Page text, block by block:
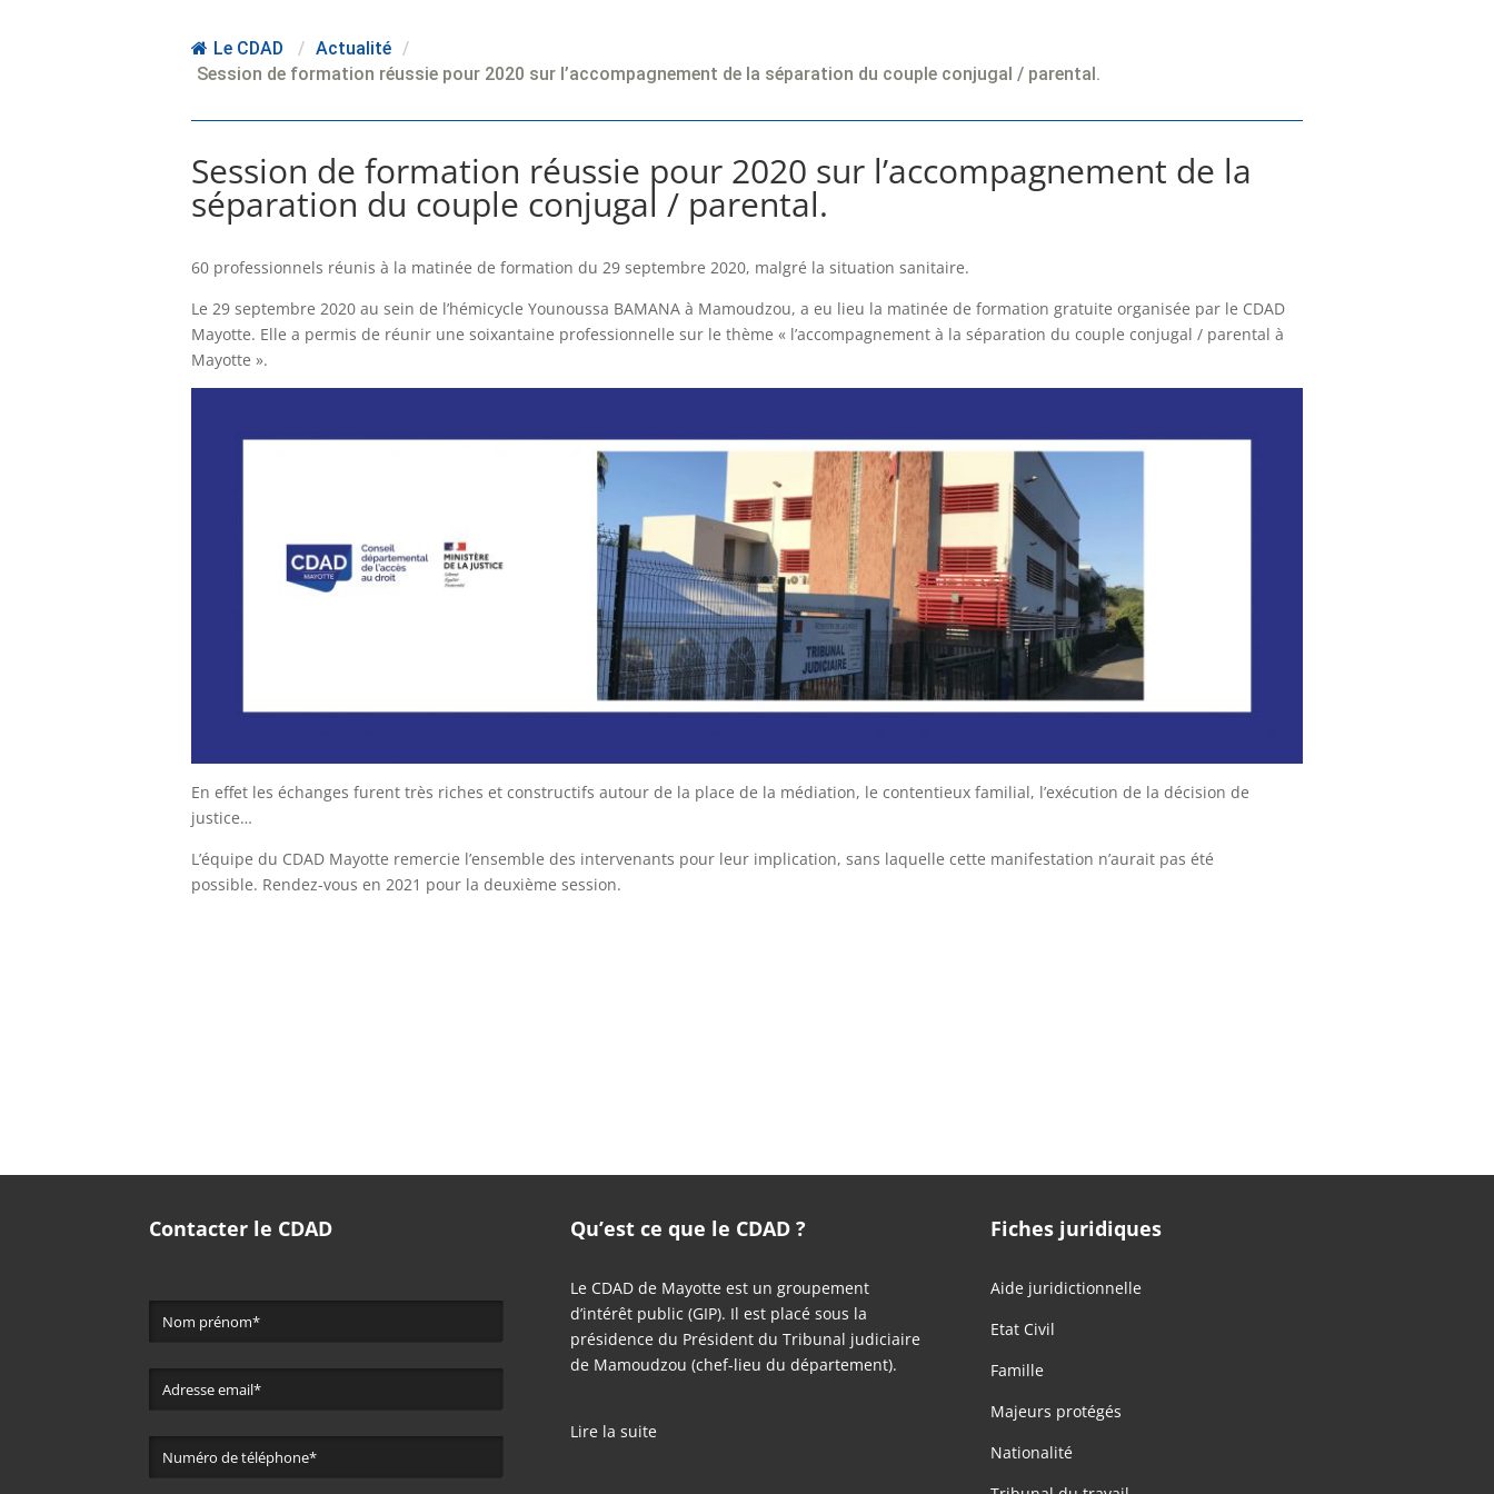
Le CDAD / Actualité /
Session de formation réussie pour 2020 sur l’accompagnement de la séparation du couple conjugal / parental.
Session de formation réussie pour 2020 sur l’accompagnement de la
séparation du couple conjugal / parental.
60 professionnels réunis à la matinée de formation du 29 septembre 2020, malgré la situation sanitaire.
Le 29 septembre 2020 au sein de l’hémicycle Younoussa BAMANA à Mamoudzou, a eu lieu la matinée de formation gratuite organisée par le CDAD
Mayotte. Elle a permis de réunir une soixantaine professionnelle sur le thème « l’accompagnement à la séparation du couple conjugal / parental à
Mayotte ».
En effet les échanges furent très riches et constructifs autour de la place de la médiation, le contentieux familial, l’exécution de la décision de
justice…
L’équipe du CDAD Mayotte remercie l’ensemble des intervenants pour leur implication, sans laquelle cette manifestation n’aurait pas été
possible. Rendez-vous en 2021 pour la deuxième session.
Contacter le CDAD Qu’est ce que le CDAD ?
Le CDAD de Mayotte est un groupement
d’intérêt public (GIP). Il est placé sous la
présidence du Président du Tribunal judiciaire
de Mamoudzou (chef-lieu du département).
Lire la suite
Fiches juridiques
Aide juridictionnelle
Etat Civil
Famille
Majeurs protégés
Nationalité